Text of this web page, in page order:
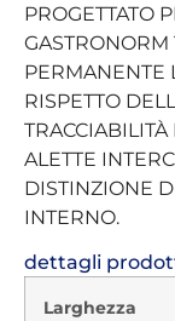
PROGETTATO
GASTRONORM
PERMANENTE
RISPETTO
ALETTE
DISTINZIONE
INTERNO.
dettagli
Larghezza